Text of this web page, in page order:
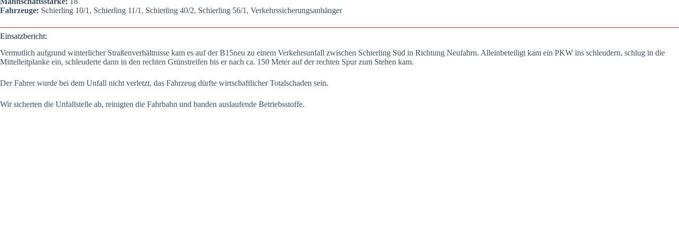
Fahr­zeu­ge: Schier­ling 10/1, Schier­ling 11/1, Schier­ling 40/2, Schier­ling 56/1, Ver­kehrs­si­che­rungs­an­hän­ger
Ein­satz­be­richt:
Ver­mut­lich auf­grund win­ter­li­cher Stra­ßen­ver­hält­nis­se kam es auf der B15neu zu einem Ver­kehrs­un­fall zwi­schen Schier­ling Süd in Rich­tung Neu­fahrn. Allein­be­tei­ligt kam ein PKW ins schleu­dern, schlug in die
Mit­tel­leit­plan­ke ein, schleu­der­te dann in den rech­ten Grün­strei­fen bis er nach ca. 150 Meter auf der rech­ten Spur zum Ste­hen kam.
Der Fah­rer wur­de bei dem Unfall nicht ver­letzt, das Fahr­zeug dürf­te wirt­schaft­li­cher Total­scha­den sein.
Wir sicher­ten die Unfall­stel­le ab, rei­nig­ten die Fahr­bahn und ban­den aus­lau­fen­de Betriebs­stof­fe.